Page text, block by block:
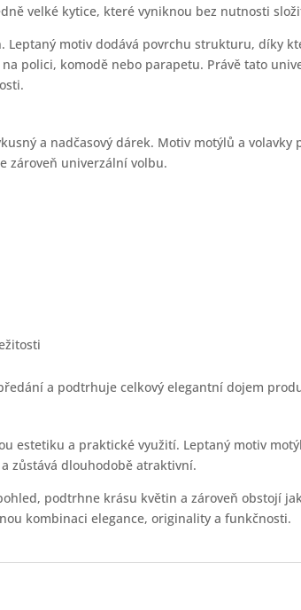
velké kytice, které vyniknou bez nutnosti
Leptaný motiv dodává povrchu strukturu, díky
polici, komodě nebo parapetu. Právě tato
a nadčasový dárek. Motiv motýlů a volavky
zároveň univerzální volbu.
a podtrhuje celkový elegantní dojem
estetiku a praktické využití. Leptaný motiv
zůstává dlouhodobě atraktivní.
podtrhne krásu květin a zároveň obstojí
kombinaci elegance, originality a funkčnosti.